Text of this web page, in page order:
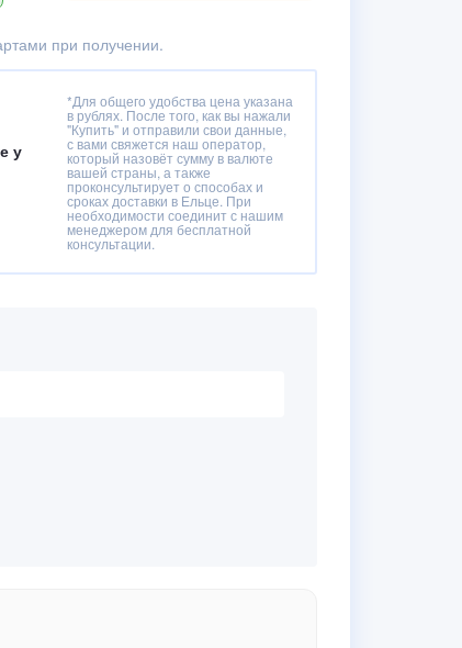
при получении.
у
*Для общего удобства цена указана
в рублях. После того, как вы нажали
"Купить" и отправили свои данные,
с вами свяжется наш оператор,
который назовёт сумму в валюте
вашей страны, а также
проконсультирует о способах и
сроках доставки в Ельце. При
необходимости соединит с нашим
менеджером для бесплатной
консультации.